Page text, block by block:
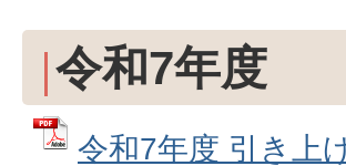
令和7年度
令和7年度 引き上